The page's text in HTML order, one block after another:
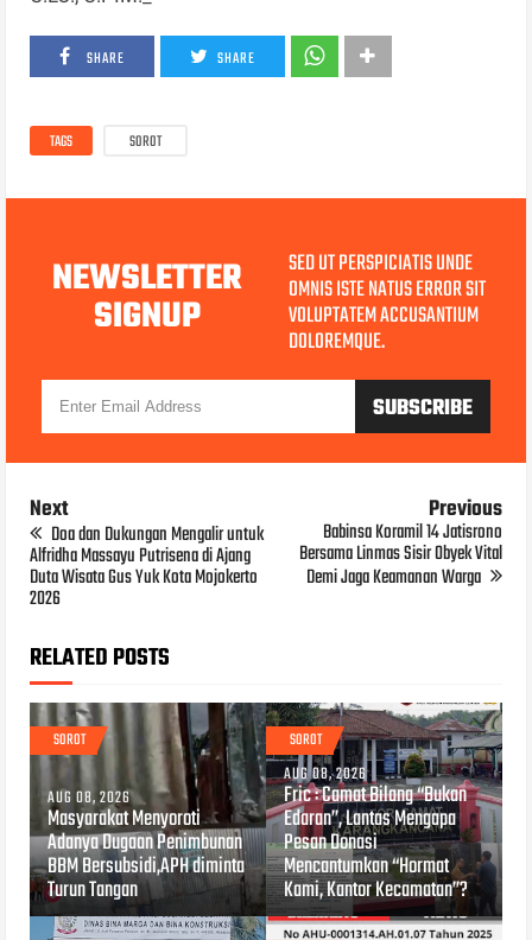
SHARE SHARE
TAGS SOROT
NEWSLETTER
SIGNUP
SED UT PERSPICIATIS UNDE
OMNIS ISTE NATUS ERROR SIT
VOLUPTATEM ACCUSANTIUM
DOLOREMQUE.
Next
Doa dan Dukungan Mengalir untuk
Alfridha Massayu Putrisena di Ajang
Duta Wisata Gus Yuk Kota Mojokerto
2026
Previous
Babinsa Koramil 14 Jatisrono
Bersama Linmas Sisir Obyek Vital
Demi Jaga Keamanan Warga
RELATED POSTS
SOROT
AUG 08, 2026
Masyarakat Menyoroti
Adanya Dugaan Penimbunan
BBM Bersubsidi,APH diminta
Turun Tangan
SOROT
AUG 08, 2026
Fric : Camat Bilang “Bukan
Edaran”, Lantas Mengapa
Pesan Donasi
Mencantumkan “Hormat
Kami, Kantor Kecamatan”?